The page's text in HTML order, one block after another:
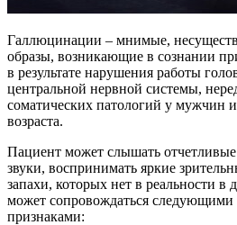
Галлюцинации – мнимые,
образы, возникающие в сознании
в результате нарушения работы
центральной нервной системы,
соматических патологий у мужчин
возраста.
Пациент может слышать
звуки, воспринимать яркие
запахи, которых нет в реальности
может сопровождаться следующими
признаками: